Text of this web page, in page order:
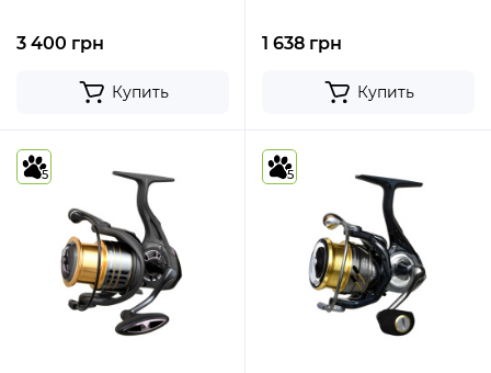
3 400 грн
Купить
1 638 грн
Купить
5 5